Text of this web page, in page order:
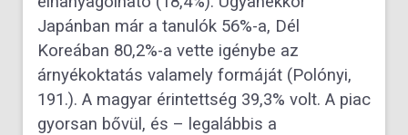
Japánban már a tanulók 56%-a, Dél
Koreában 80,2%-a vette igénybe az
árnyékoktatás valamely formáját (Polónyi,
191.). A magyar érintettség 39,3% volt. A piac
gyorsan bővül, és – legalábbis a